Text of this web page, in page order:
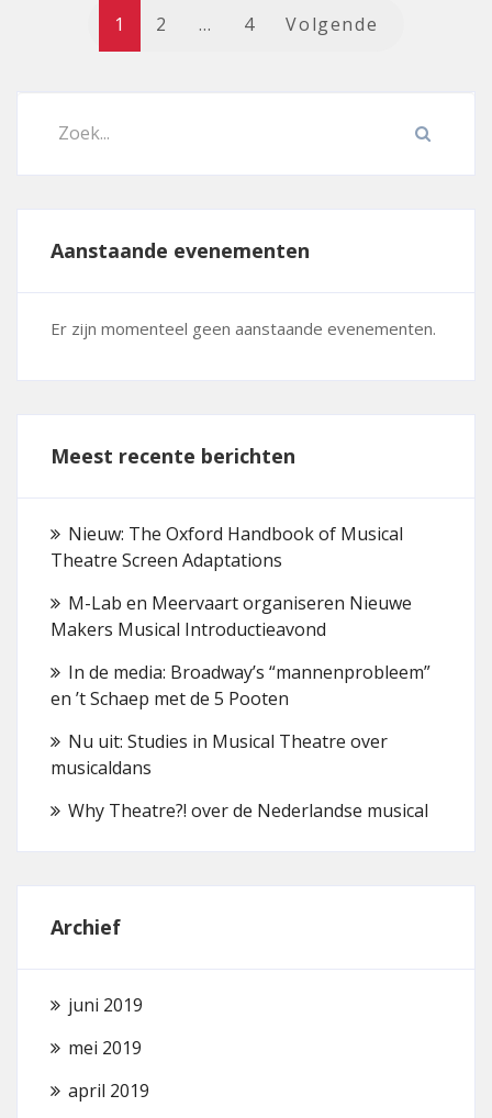
Berichtnavigatie
1 2 … 4 Volgende
Aanstaande evenementen
Er zijn momenteel geen aanstaande evenementen.
Meest recente berichten
Nieuw: The Oxford Handbook of Musical
Theatre Screen Adaptations
M-Lab en Meervaart organiseren Nieuwe
Makers Musical Introductieavond
In de media: Broadway’s “mannenprobleem”
en ’t Schaep met de 5 Pooten
Nu uit: Studies in Musical Theatre over
musicaldans
Why Theatre?! over de Nederlandse musical
Archief
juni 2019
mei 2019
april 2019